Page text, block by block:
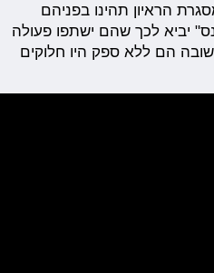
הראיון תהינו בפניהם
יביא לכך שהם ישתפו פעולה
הם ללא ספק היו חלוקים